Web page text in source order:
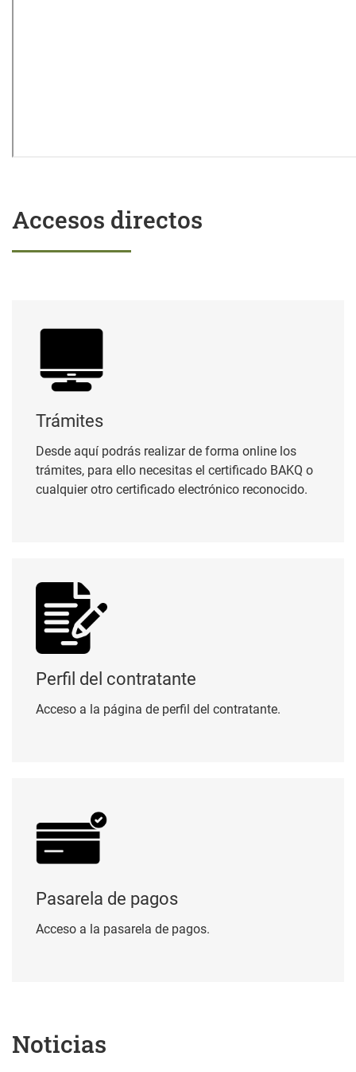
Accesos directos
Trámites
Desde aquí podrás realizar de forma online los
trámites, para ello necesitas el certificado BAKQ o
cualquier otro certificado electrónico reconocido.
Perfil del contratante
Acceso a la página de perfil del contratante.
Pasarela de pagos
Acceso a la pasarela de pagos.
Noticias